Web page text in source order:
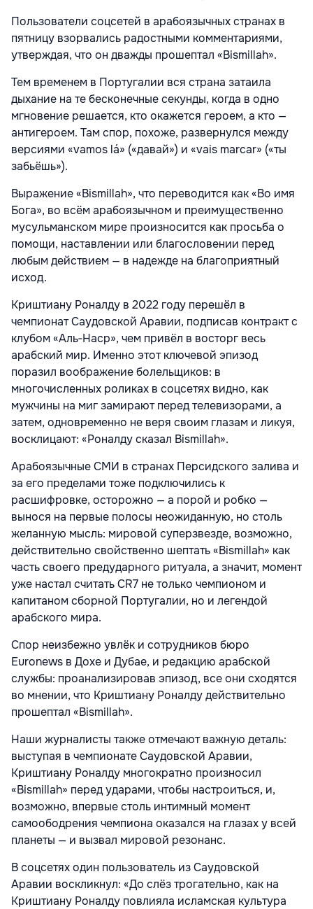
Пользователи соцсетей в арабоязычных странах в
пятницу взорвались радостными комментариями,
утверждая, что он дважды прошептал «Bismillah».
Тем временем в Португалии вся страна затаила
дыхание на те бесконечные секунды, когда в одно
мгновение решается, кто окажется героем, а кто —
антигероем. Там спор, похоже, развернулся между
версиями «vamos lá» («давай») и «vais marcar» («ты
забьёшь»).
Выражение «Bismillah», что переводится как «Во имя
Бога», во всём арабоязычном и преимущественно
мусульманском мире произносится как просьба о
помощи, наставлении или благословении перед
любым действием — в надежде на благоприятный
исход.
Криштиану Роналду в 2022 году перешёл в
чемпионат Саудовской Аравии, подписав контракт с
клубом «Аль‑Наср», чем привёл в восторг весь
арабский мир. Именно этот ключевой эпизод
поразил воображение болельщиков: в
многочисленных роликах в соцсетях видно, как
мужчины на миг замирают перед телевизорами, а
затем, одновременно не веря своим глазам и ликуя,
восклицают: «Роналду сказал Bismillah».
Арабоязычные СМИ в странах Персидского залива и
за его пределами тоже подключились к
расшифровке, осторожно — а порой и робко —
вынося на первые полосы неожиданную, но столь
желанную мысль: мировой суперзвезде, возможно,
действительно свойственно шептать «Bismillah» как
часть своего предударного ритуала, а значит, момент
уже настал считать CR7 не только чемпионом и
капитаном сборной Португалии, но и легендой
арабского мира.
Спор неизбежно увлёк и сотрудников бюро
Euronews в Дохе и Дубае, и редакцию арабской
службы: проанализировав эпизод, все они сходятся
во мнении, что Криштиану Роналду действительно
прошептал «Bismillah».
Наши журналисты также отмечают важную деталь:
выступая в чемпионате Саудовской Аравии,
Криштиану Роналду многократно произносил
«Bismillah» перед ударами, чтобы настроиться, и,
возможно, впервые столь интимный момент
самоободрения чемпиона оказался на глазах у всей
планеты — и вызвал мировой резонанс.
В соцсетях один пользователь из Саудовской
Аравии воскликнул: «До слёз трогательно, как на
Криштиану Роналду повлияла исламская культура